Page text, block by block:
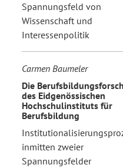
Spannungsfeld von
Wissenschaft und
Interessenpolitik
Carmen Baumeler
Die
des Eidgenössischen
Hochschulinstituts für
Berufsbildung
inmitten zweier
Spannungsfelder